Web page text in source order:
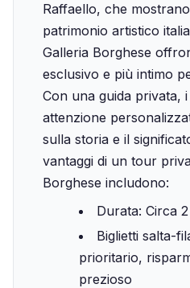
Raffaello, che
patrimonio artistico
Galleria Borghese
esclusivo e più intimo
Con una guida privata,
attenzione
sulla storia e il
vantaggi di un tour
Borghese includono:
Durata: Circa
Biglietti salta-
prioritario,
prezioso